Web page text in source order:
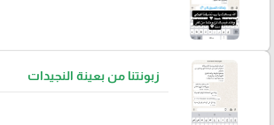
زبونتنا من بعينة النجيدات